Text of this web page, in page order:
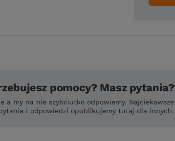
pomocy? Masz pytania?
a my na nie szybciutko odpowiemy. Najciekawsze
i odpowiedzi opublikujemy tutaj dla innych.